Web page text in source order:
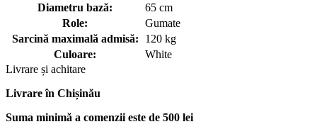
Diametru bază:
65 cm
Role:
Gumate
Sarcină maximală admisă:
120 kg
Culoare:
White
Livrare și achitare
Livrareîn Chișinău
Suma minimă a comenzii este de 500 lei